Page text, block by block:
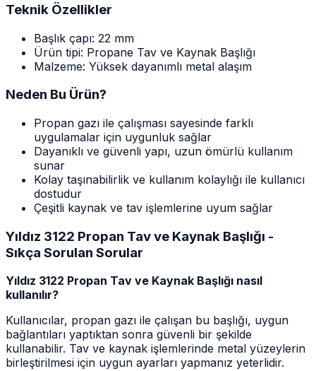
Teknik Özellikler
Başlık çapı: 22 mm
Ürün tipi: Propane Tav ve Kaynak Başlığı
Malzeme: Yüksek dayanımlı metal alaşım
Neden Bu Ürün?
Propan gazı ile çalışması sayesinde farklı
uygulamalar için uygunluk sağlar
Dayanıklı ve güvenli yapı, uzun ömürlü kullanım
sunar
Kolay taşınabilirlik ve kullanım kolaylığı ile kullanıcı
dostudur
Çeşitli kaynak ve tav işlemlerine uyum sağlar
Yıldız 3122 Propan Tav ve Kaynak Başlığı -
Sıkça Sorulan Sorular
Yıldız 3122 Propan Tav ve Kaynak Başlığı nasıl
kullanılır?
Kullanıcılar, propan gazı ile çalışan bu başlığı, uygun
bağlantıları yaptıktan sonra güvenli bir şekilde
kullanabilir. Tav ve kaynak işlemlerinde metal yüzeylerin
birleştirilmesi için uygun ayarları yapmanız yeterlidir.